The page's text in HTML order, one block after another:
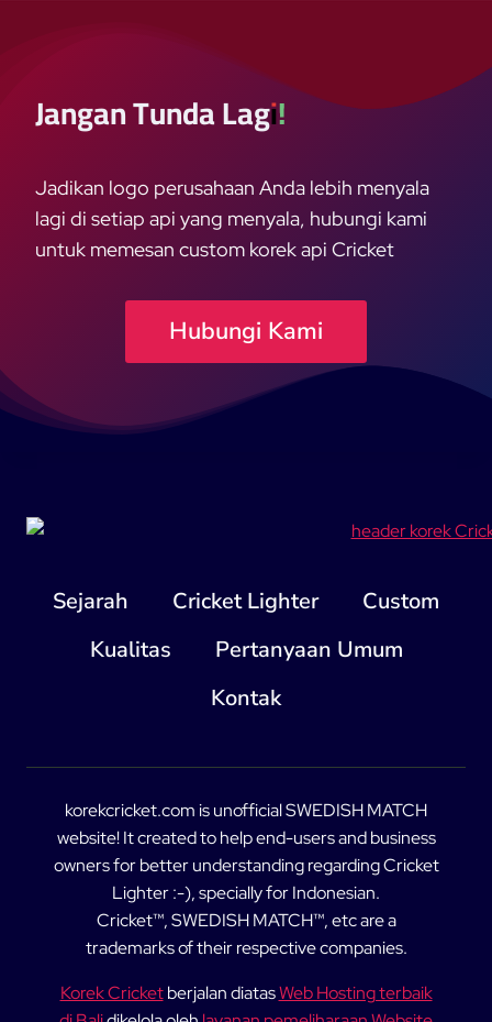
Jangan Tunda Lagi!
Jadikan logo perusahaan Anda lebih menyala
lagi di setiap api yang menyala, hubungi kami
untuk memesan custom korek api Cricket
Hubungi Kami
Sejarah Cricket Lighter
Custom
Kualitas
Pertanyaan Umum
Kontak
korekcricket.com is unofficial SWEDISH MATCH
website! It created to help end-users and business
owners for better understanding regarding Cricket
Lighter :-), specially for Indonesian.
Cricket™, SWEDISH MATCH™, etc are a
trademarks of their respective companies.
Korek Cricketberjalan diatasWeb Hosting terbaik